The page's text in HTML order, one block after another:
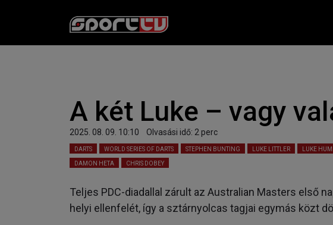
A két Luke – vagy
2025. 08. 09. 10:10 Olvasási idő: 2 perc
DARTS WORLD SERIES OF DARTS STEPHEN BUNTING LUKE LITTLER LUKE
DAMON HETA CHRIS DOBEY
Teljes PDC-diadallal zárult az Australian Masters első
helyi ellenfelét, így a sztárnyolcas tagjai egymás közt